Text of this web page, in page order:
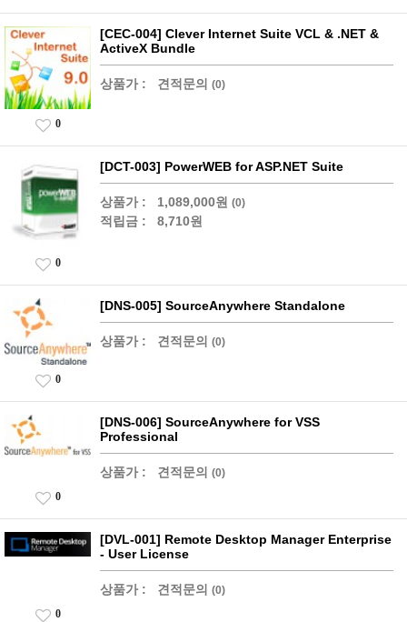
[CEC-004] Clever Internet Suite VCL & .NET &
ActiveX Bundle
상품가 : 견적문의 (0)
0
[DCT-003] PowerWEB for ASP.NET Suite
상품가 : 1,089,000원 (0)
적립금 : 8,710원
0
[DNS-005] SourceAnywhere Standalone
상품가 : 견적문의 (0)
0
[DNS-006] SourceAnywhere for VSS
Professional
상품가 : 견적문의 (0)
0
[DVL-001] Remote Desktop Manager Enterprise
- User License
상품가 : 견적문의 (0)
0